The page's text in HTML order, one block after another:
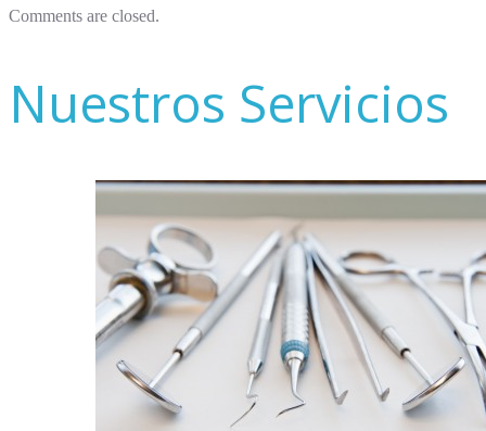
Comments are closed.
Nuestros Servicios